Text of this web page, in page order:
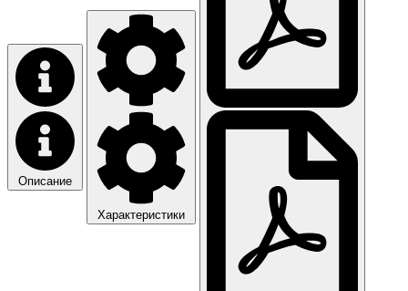
Описание
Характеристики